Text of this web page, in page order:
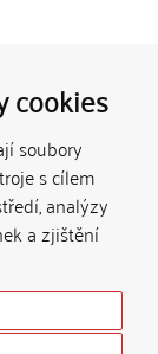
cookies
soubory
s cílem
analýzy
a zjištění